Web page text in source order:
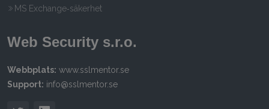
MS Exchange‑säkerhet
Web Security s.r.o.
Webbplats: www.sslmentor.se
Support: info@sslmentor.se